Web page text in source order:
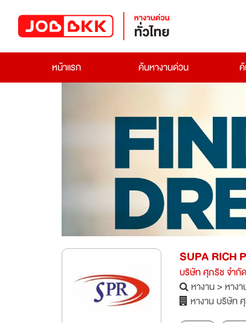
หน้าแรก
ค้นหางานด่วน
SUPA RICH
บริษัท ศุภริช จำกั
หางาน>หาง
หางาน บริษัท